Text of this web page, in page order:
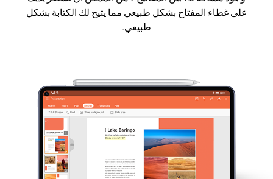
على غطاء المفتاح بشكل طبيعي مما يتيح لك الكتابة بشكل
طبيعي.